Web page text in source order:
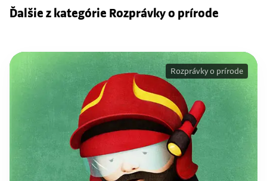
Ďalšie z kategórie Rozprávky o prírode
Rozprávky o prírode